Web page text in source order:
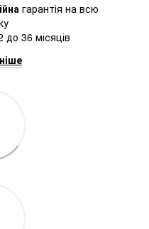
гарантія на всю
до 36 місяців